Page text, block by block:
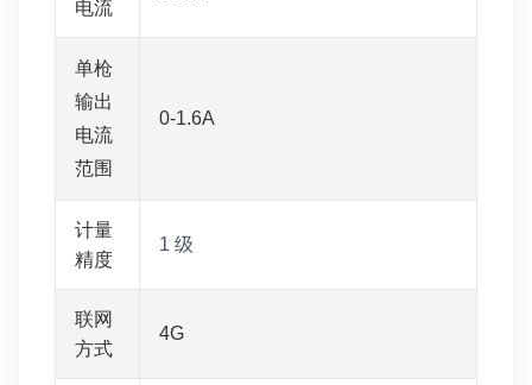
电流
单枪
输出
电流
范围
0-1.6A
计量
精度
1 级
联网
方式
4G